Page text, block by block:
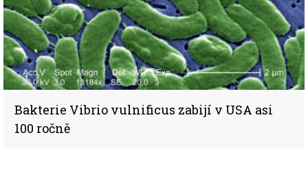
Bakterie Vibrio vulnificus zabijí v USA asi
100 ročně